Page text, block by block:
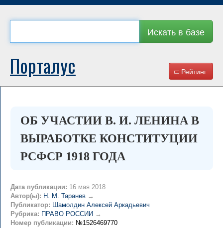
Искать в базе
Рейтинг
Порталус
ОБ УЧАСТИИ В. И. ЛЕНИНА В
ВЫРАБОТКЕ КОНСТИТУЦИИ
РСФСР 1918 ГОДА
Дата публикации: 16 мая 2018
Автор(ы): Н. М. Таранев →
Публикатор: Шамолдин Алексей Аркадьевич
Рубрика: ПРАВО РОССИИ →
Номер публикации: №1526469770